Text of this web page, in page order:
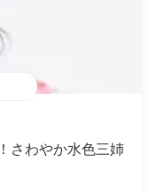
さわやか水色三姉